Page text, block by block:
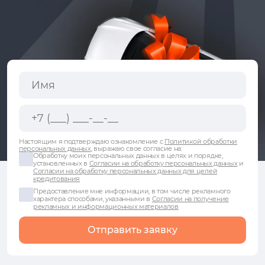
Настоящим я подтверждаю ознакомление с Политикой обработки
персональных данных, выражаю свое согласие на:
Обработку моих персональных данных в целях и порядке,
установленных в Согласии на обработку персональных данныхи
Согласии на обработку персональных данных для целей
кредитования
Предоставление мне информации, в том числе рекламного
характера способами, указанными в Согласии на получение
рекламных и информационных материалов
Отправить заявку